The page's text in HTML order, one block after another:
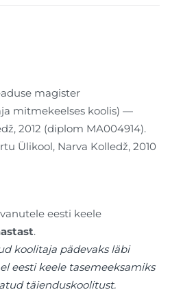
magister
mitmekeelses koolis) —
2012 (diplom MA004914).
Ülikool, Narva Kolledž, 2010
eesti keele
.
koolitaja pädevaks läbi
eesti keele tasemeeksamiks
täienduskoolitust.